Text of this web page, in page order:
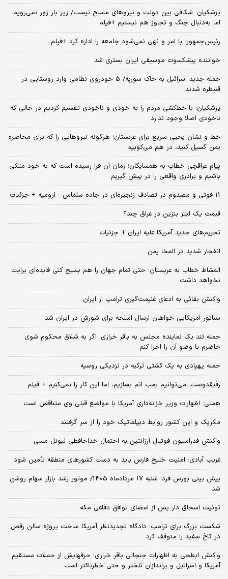
پزشکیان: شکافی بین دولت و نیروهای مسلح نیست/ زیر بار زور نمی‌رویم،
اما به‌دنبال جنگ و تجاوز هم نیستیم +فیلم
رئیس‌جمهور: با امر و نهی نمی‌شود جامعه را اداره کرد +فیلم
خواننده پیشکسوت موسیقی ایران بستری شد
حمله جدید اسرائیل به خاک سوریه/ 5 خودروی نظامی وارد روستایی در
قنیطره شدند
پزشکیان: با خط‌کشی مردم را به خودی و ناخودی تقسیم کردیم در حالی که
ناخودی اصلا وجود ندارد
خط و نشان یحیی سریع برای عربستان؛ هرگونه نیروهایی را که برای محاصره
یمن گسیل کنید، در هم می‌کوبیم
پیام عراقچی خطاب به همسایگان؛ زمان آن فرا رسیده است که به خود متکی
باشیم و برادری واقعی را در پیش گیریم
11 فوتی و مصدوم در تصادف زنجیره‌ای در جاده سلماس - ارومیه + جزئیات
قیمت یک لیتر بنزین در عراق چند؟
تحریم‌های جدید آمریکا علیه ایران + جزئیات
انفجار شدید در المخا یمن
المشاط خطاب به عربستان: حتی تمام جهان را هم بسیج کنی فایده‌ای برایت
نخواهد داشت
واکنش بقائی به ادعای غنیمت‌گیری ترامپ از ایران
سناتور آمریکایی خواهان ارسال اسلحه برای شورش در ایران شد
حمله تند یک نماینده مجلس به باقر خرازی: اگر به شلاق محکوم شوی
حاضرم با وضو آن را اجرا کنم
حمله پهپادی به یک کشتی ترکیه در نزدیکی روسیه
رفیقدوست: می‌توانیم بمب اتم بسازیم، اما این کار را نمی‌کنیم + فیلم
همتی: اظهارات وزیر خزانه‌داری آمریکا با مواضع قبلی وی متناقض است
مکزیک و این کشور روابط دیپلماتیک خود را از سر گرفتند
واکنش فدراسیون فوتبال آرژانتین به احتمال خداحافظی لیونل مسی
غریب آبادی: امنیت خلیج فارس باید به دست کشورهای منطقه تأمین شود
پیش بینی بورس فردا شنبه 17 مردادماه 1405/ موتور رشد بازار سهام روشن
شد
توئیت اسحاق دار پس از امضای توافق دفاعی مکه
شکست بزرگ برای ترامپ؛ دادگاه تجدیدنظر آمریکا ساخت پروژه سالن رقص
در کاخ سفید را متوقف کرد
واکنش ابطحی به اظهارات جنجالی باقر خرازی؛ حرفهایش از حملات مستقیم
آمریکا و اسرائیل و براندازان تلختر و حتی خطرناکتر است